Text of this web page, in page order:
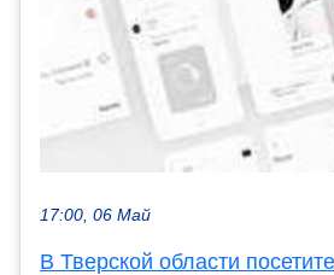
17:00, 06 Май
В Тверской области